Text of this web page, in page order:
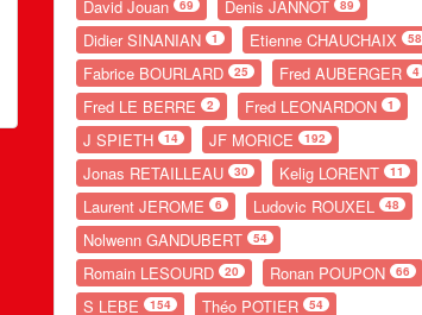
David Jouan 69 Denis JANNOT 89
Didier SINANIAN 1 Etienne CHAUCHAIX 58
Fabrice BOURLARD 25 Fred AUBERGER 4
Fred LE BERRE 2 Fred LEONARDON 1
J SPIETH 14 JF MORICE 192
Jonas RETAILLEAU 30 Kelig LORENT 11
Laurent JEROME 6 Ludovic ROUXEL 48
Nolwenn GANDUBERT 54
Romain LESOURD 20 Ronan POUPON 66
S LEBE 154 Théo POTIER 54